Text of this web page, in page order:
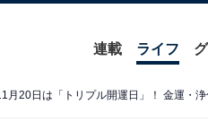
連載 ライフ
月20日は「トリプル開運日」！ 金運・